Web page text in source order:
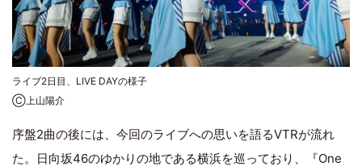
ライブ2日目、LIVE DAYの様子
Ⓒ上山陽介
序盤2曲の後には、今回のライブへの思いを語るVTRが流れ
た。日向坂46のゆかりの地である横浜を巡っており、『One